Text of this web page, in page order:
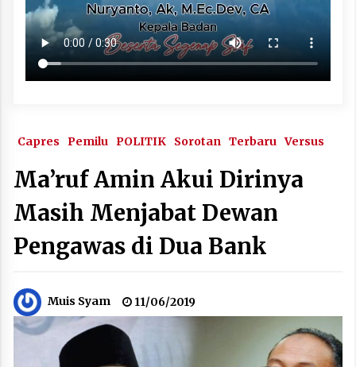
Capres Pemilu POLITIK Sorotan Terbaru Versus
Ma’ruf Amin Akui Dirinya
Masih Menjabat Dewan
Pengawas di Dua Bank
Muis Syam 11/06/2019